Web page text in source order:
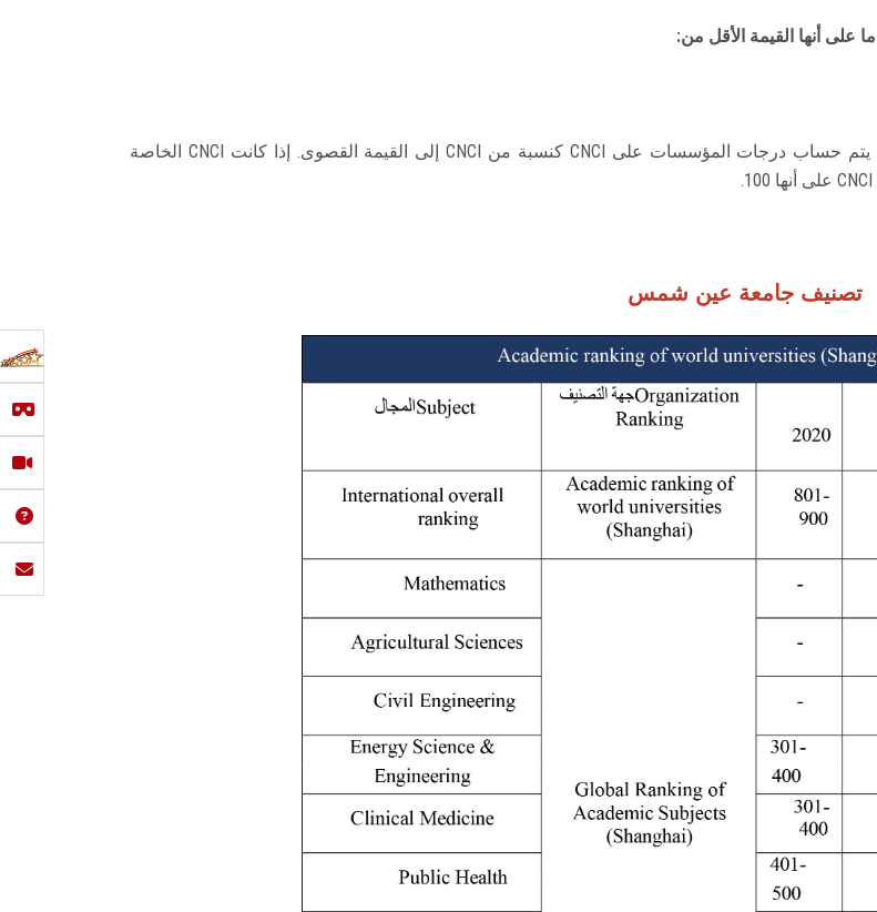
2- الحد الأقصى لـ CNCI لجميع المؤسسات في هذا الموضوع. يتم حساب درجات المؤسسات على CNCI كنسبة من CNCI إلى القيمة القصوى. إذا كانت CNCI الخاصة
تصنيف جامعة عين شمس